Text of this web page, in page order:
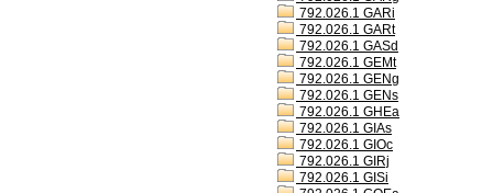
792.026.1 GARi
792.026.1 GARt
792.026.1 GASd
792.026.1 GEMt
792.026.1 GENg
792.026.1 GENs
792.026.1 GHEa
792.026.1 GIAs
792.026.1 GIOc
792.026.1 GIRj
792.026.1 GISi